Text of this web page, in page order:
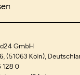
GmbH
(51063 Köln),
128 0